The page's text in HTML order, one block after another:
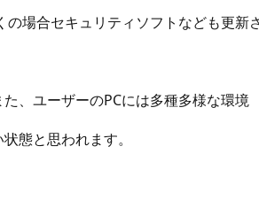
場合セキュリティソフトなども更新
、ユーザーのPCには多種多様な環境
態と思われます。